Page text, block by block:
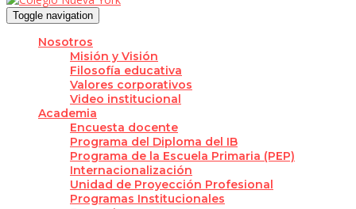
Toggle navigation
Nosotros
Misión y Visión
Filosofía educativa
Valores corporativos
Video institucional
Academia
Encuesta docente
Programa del Diploma del IB
Programa de la Escuela Primaria (PEP)
Internacionalización
Unidad de Proyección Profesional
Programas Institucionales